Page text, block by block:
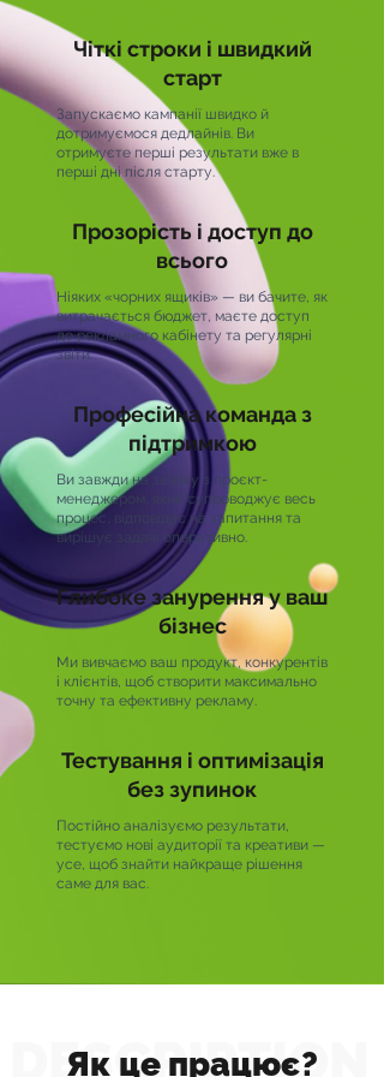
Чіткі строки і швидкий
старт
Запускаємо кампанії швидко й
дотримуємося дедлайнів. Ви
отримуєте перші результати вже в
перші дні після старту.
Прозорість і доступ до
всього
Ніяких «чорних ящиків» — ви бачите, як
витрачається бюджет, маєте доступ
до рекламного кабінету та регулярні
звіти.
Професійна команда з
підтримкою
Ви завжди на зв’язку з проєкт-
менеджером, який супроводжує весь
процес, відповідає на запитання та
вирішує задачі оперативно.
Глибоке занурення у ваш
бізнес
Ми вивчаємо ваш продукт, конкурентів
і клієнтів, щоб створити максимально
точну та ефективну рекламу.
Тестування і оптимізація
без зупинок
Постійно аналізуємо результати,
тестуємо нові аудиторії та креативи —
усе, щоб знайти найкраще рішення
саме для вас.
DESCRIPTION
Як це працює?